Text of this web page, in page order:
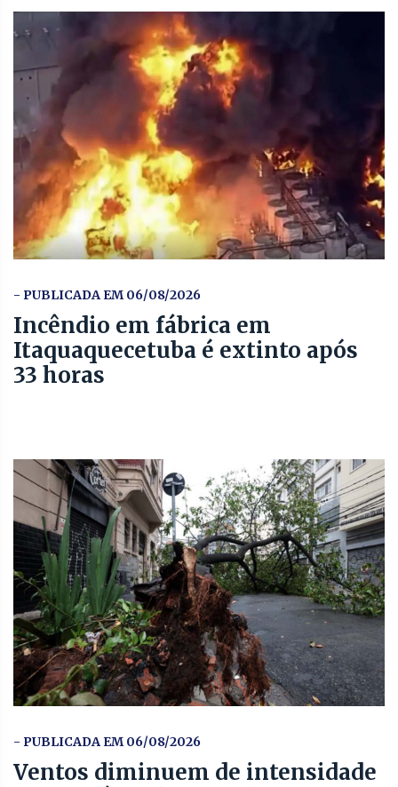
- PUBLICADA EM 06/08/2026
Incêndio em fábrica em
Itaquaquecetuba é extinto após
33 horas
- PUBLICADA EM 06/08/2026
Ventos diminuem de intensidade